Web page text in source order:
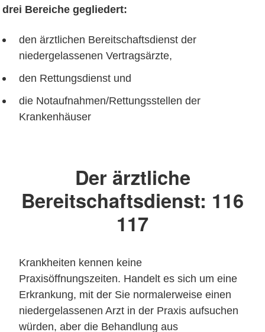
drei Bereiche gegliedert:
den ärztlichen Bereitschaftsdienst der
niedergelassenen Vertragsärzte,
den Rettungsdienst und
die Notaufnahmen/Rettungsstellen der
Krankenhäuser
Der ärztliche
Bereitschaftsdienst: 116
117
Krankheiten kennen keine
Praxisöffnungszeiten. Handelt es sich um eine
Erkrankung, mit der Sie normalerweise einen
niedergelassenen Arzt in der Praxis aufsuchen
würden, aber die Behandlung aus